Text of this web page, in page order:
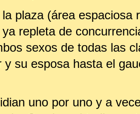
plaza (área espaciosa
repleta de
sexos de todas las
y su esposa hasta el
uno por uno y a